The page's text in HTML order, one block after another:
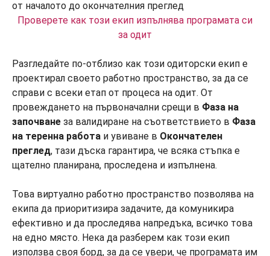
Проверете как този екип изпълнява програмата си
за одит
Разгледайте по-отблизо как този одиторски екип е
проектирал своето работно пространство, за да се
справи с всеки етап от процеса на одит. От
провеждането на първоначални срещи в Фаза на
започване за валидиране на съответствието в Фаза
на теренна работа и увиване в Окончателен
преглед, тази дъска гарантира, че всяка стъпка е
щателно планирана, проследена и изпълнена.
Това виртуално работно пространство позволява на
екипа да приоритизира задачите, да комуникира
ефективно и да проследява напредъка, всичко това
на едно място. Нека да разберем как този екип
използва своя борд, за да се увери, че програмата им